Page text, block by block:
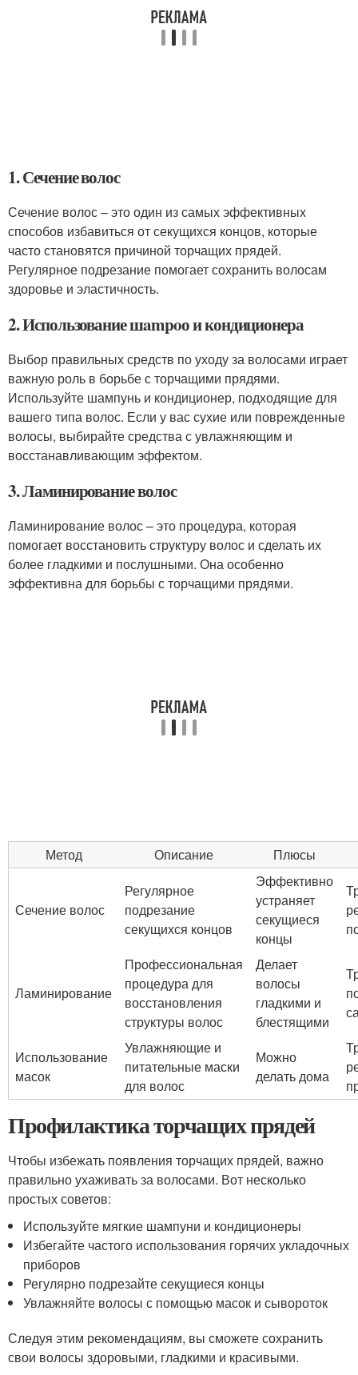
1. Сечение волос
Сечение волос – это один из самых эффективных
способов избавиться от секущихся концов, которые
часто становятся причиной торчащих прядей.
Регулярное подрезание помогает сохранить волосам
здоровье и эластичность.
2. Использование шampoо и кондиционера
Выбор правильных средств по уходу за волосами играет
важную роль в борьбе с торчащими прядями.
Используйте шампунь и кондиционер, подходящие для
вашего типа волос. Если у вас сухие или поврежденные
волосы, выбирайте средства с увлажняющим и
восстанавливающим эффектом.
3. Ламинирование волос
Ламинирование волос – это процедура, которая
помогает восстановить структуру волос и сделать их
более гладкими и послушными. Она особенно
эффективна для борьбы с торчащими прядями.
Метод Описание Плюсы
Сечение волос
Регулярное
подрезание
секущихся концов
Эффективно
устраняет
секущиеся
концы
Ламинирование
Профессиональная
процедура для
восстановления
структуры волос
Делает
волосы
гладкими и
блестящими
Использование
масок
Увлажняющие и
питательные маски
для волос
Можно
делать дома
Профилактика торчащих прядей
Чтобы избежать появления торчащих прядей, важно
правильно ухаживать за волосами. Вот несколько
простых советов:
Используйте мягкие шампуни и кондиционеры
Избегайте частого использования горячих укладочных
приборов
Регулярно подрезайте секущиеся концы
Увлажняйте волосы с помощью масок и сывороток
Следуя этим рекомендациям, вы сможете сохранить
свои волосы здоровыми, гладкими и красивыми.